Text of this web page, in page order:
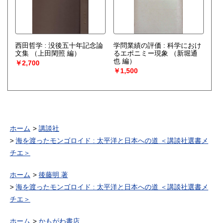
西田哲学 : 没後五十年記念論
文集
（上田閑照 編）
￥2,700
学問業績の評価 : 科学におけ
るエポニミー現象
（新堀通
也 編）
￥1,500
ホーム
講談社
海を渡ったモンゴロイド : 太平洋と日本への道 ＜講談社選書メ
チエ＞
ホーム
後藤明 著
海を渡ったモンゴロイド : 太平洋と日本への道 ＜講談社選書メ
チエ＞
ホーム かもがわ書店